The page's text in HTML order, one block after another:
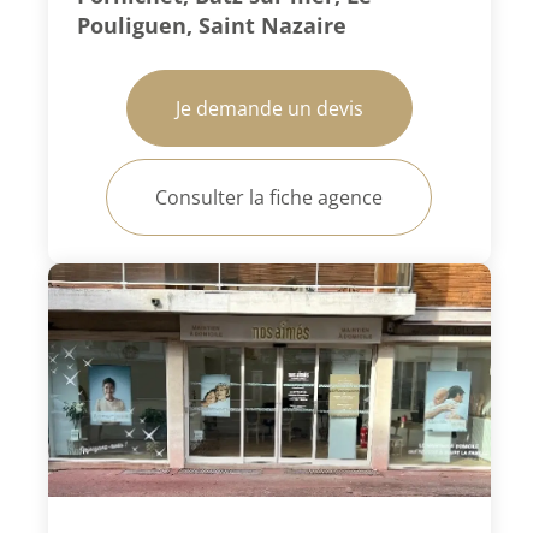
Pouliguen, Saint Nazaire
Je demande un devis
Consulter la fiche agence